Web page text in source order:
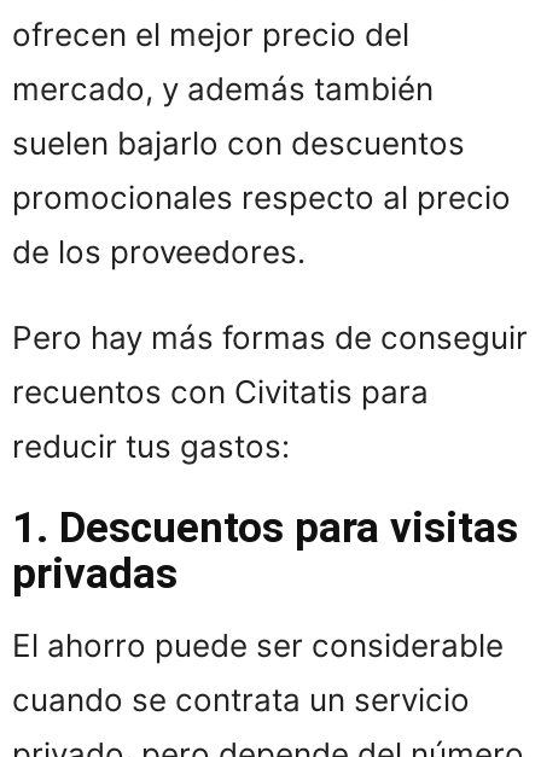
ofrecen el mejor precio del
mercado, y además también
suelen bajarlo con descuentos
promocionales respecto al precio
de los proveedores.
Pero hay más formas de conseguir
recuentos con Civitatis para
reducir tus gastos:
1. Descuentos para visitas
privadas
El ahorro puede ser considerable
cuando se contrata un servicio